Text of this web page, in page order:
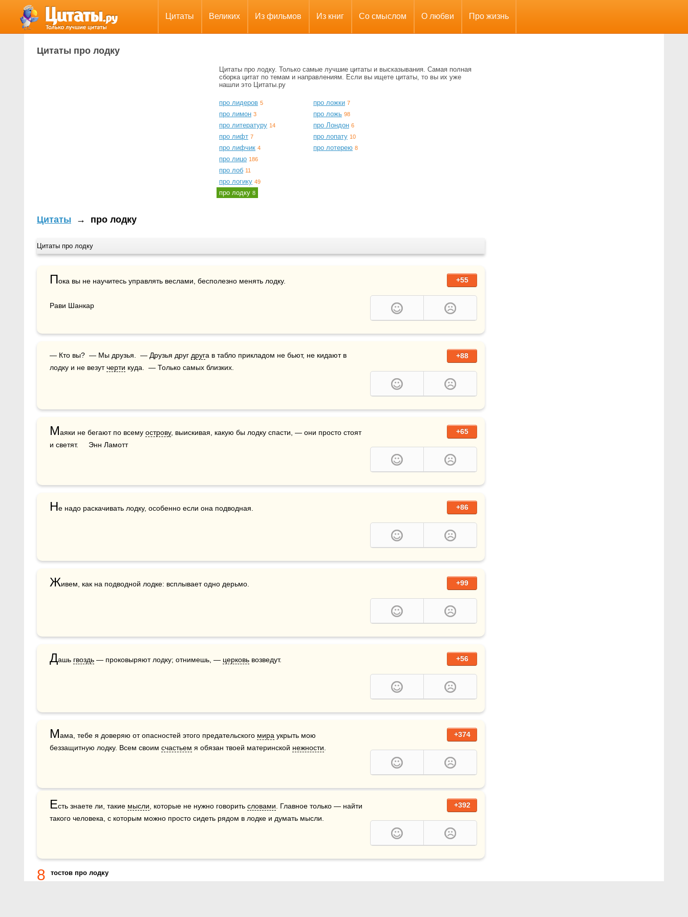
Цитаты Великих Из фильмов Из книг Со смыслом О любви Про жизнь
Цитаты про лодку
Цитаты про лодку. Только самые лучшие цитаты и высказывания. Самая полная
сборка цитат по темам и направлениям. Если вы ищете цитаты, то вы их уже
нашли это Цитаты.ру
про лидеров 5
про лимон 3
про литературу 14
про лифт 7
про лифчик 4
про лицо 186
про лоб 11
про логику 49
про лодку 8
про ложки 7
про ложь 98
про Лондон 6
про лопату 10
про лотерею 8
Цитаты → про лодку
Цитаты про лодку
+55
Пока вы не научитесь управлять веслами, бесполезно менять лодку.
Рави Шанкар
+88
— Кто вы?  — Мы друзья.  — Друзья друг друга в табло прикладом не бьют, не кидают в
лодку и не везут черти куда.  — Только самых близких.
+65
Маяки не бегают по всему острову, выискивая, какую бы лодку спасти, — они просто стоят
и светят.     Энн Ламотт
+86
Не надо раскачивать лодку, особенно если она подводная.
+99
Живем, как на подводной лодке: всплывает одно дерьмо.
+56
Дашь гвоздь — проковыряют лодку; отнимешь, — церковь возведут.
+374
Мама, тебе я доверяю от опасностей этого предательского мира укрыть мою
беззащитную лодку. Всем своим счастьем я обязан твоей материнской нежности
+392
Есть знаете ли, такие мысли , которые не нужно говорить словами . Главное только — найти
такого человека, с которым можно просто сидеть рядом в лодке и думать мысли.
8 тостов про лодку